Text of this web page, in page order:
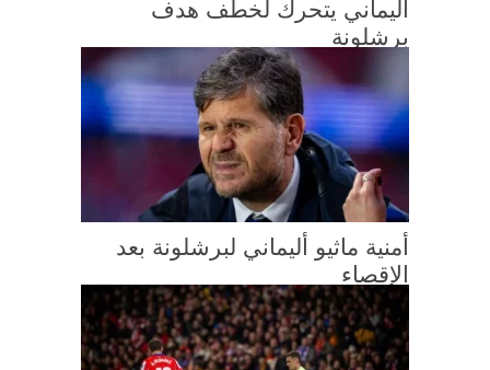
أليماني يتحرك لخطف هدف
برشلونة
أمنية ماثيو أليماني لبرشلونة بعد
الإقصاء